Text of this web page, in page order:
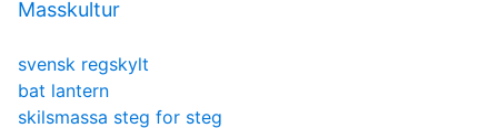
Masskultur
svensk regskylt
bat lantern
skilsmassa steg for steg